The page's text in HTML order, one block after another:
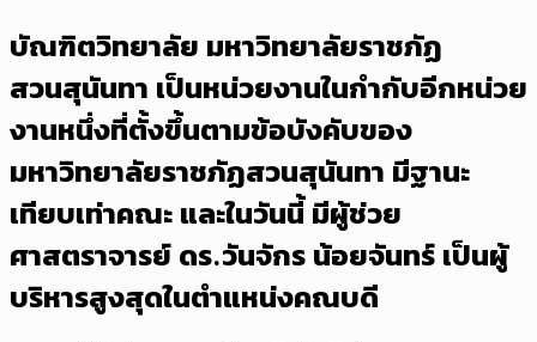
บัณฑิตวิทยาลัย มหาวิทยาลัยราชภัฏ
สวนสุนันทา เป็นหน่วยงานในกำกับอีกหน่วย
งานหนึ่งที่ตั้งขึ้นตามข้อบังคับของ
มหาวิทยาลัยราชภัฏสวนสุนันทา มีฐานะ
เทียบเท่าคณะ และในวันนี้ มีผู้ช่วย
ศาสตราจารย์ ดร.วันจักร น้อยจันทร์ เป็นผู้
บริหารสูงสุดในตำแหน่งคณบดี